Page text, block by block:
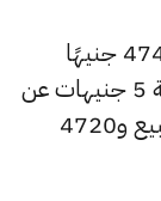
وسجل سعر عيار 22 ارتفاعًا ليصل إلى 4746 جنيهًا
للبيع و4725 جنيهًا للشراء، مرتفعًا بقيمة 5 جنيهات عن
السعر السابق الذي كان 4740 جنيهًا للبيع و4720